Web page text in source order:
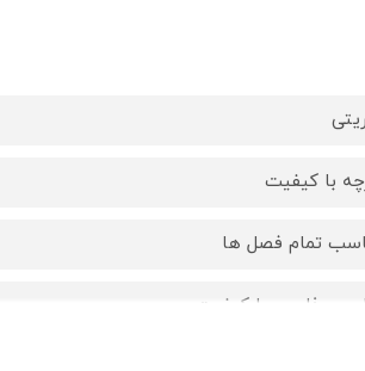
با کیفیت
تمام فصل ها
جذاب و با کیفیت